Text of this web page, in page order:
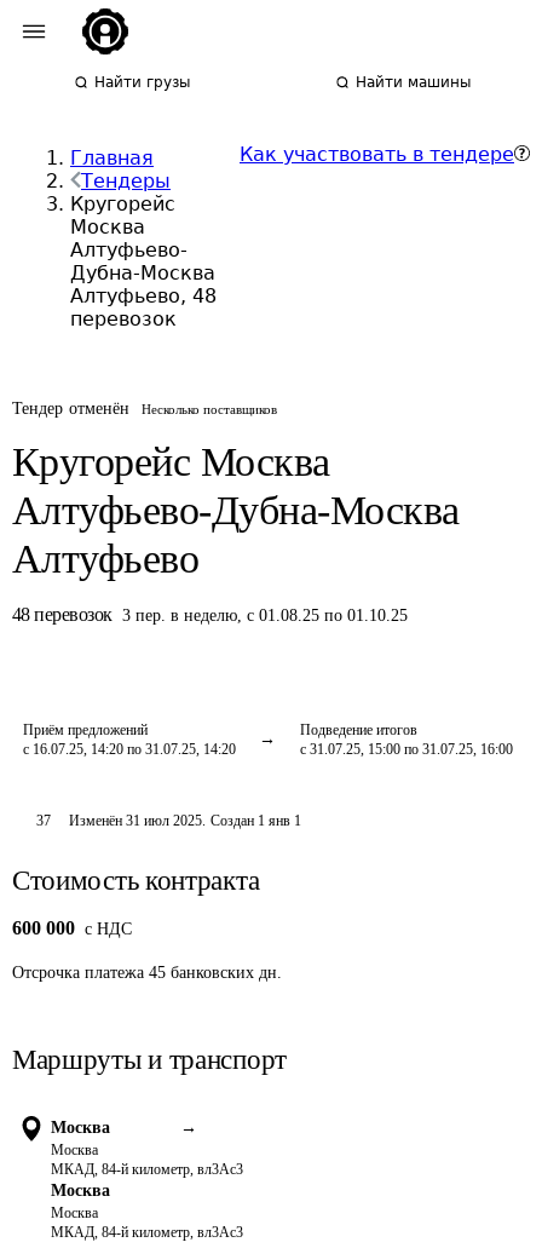
Найти грузы Найти машины
Главная
Тендеры
Кругорейс
Москва
Алтуфьево-
Дубна-Москва
Алтуфьево, 48
перевозок
Как участвовать в тендере
Тендер отменён Несколько поставщиков
Кругорейс Москва
Алтуфьево-Дубна-Москва
Алтуфьево
48 перевозок 3 пер. в неделю, с 01.08.25 по 01.10.25
Приём предложений
с 16.07.25, 14:20 по 31.07.25, 14:20
Подведение итогов
с 31.07.25, 15:00 по 31.07.25, 16:00
37 Изменён31 июл 2025. Создан 1 янв 1
Стоимость контракта
600 000 c НДС
Отсрочка платежа 45 банковских дн.
Маршруты и транспорт
Москва →
Москва
МКАД, 84-й километр, вл3Ас3
Москва
Москва
МКАД, 84-й километр, вл3Ас3